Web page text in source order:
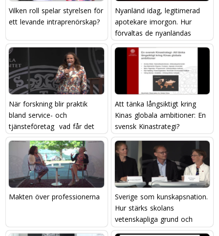
Vilken roll spelar styrelsen för
ett levande intraprenörskap?
Nyanländ idag, legitimerad
apotekare imorgon. Hur
förvaltas de nyanländas
potential?
När forskning blir praktik
bland service- och
tjänsteföretag  vad får det
att hända?
Att tänka långsiktigt kring
Kinas globala ambitioner: En
svensk Kinastrategi?
Makten över professionerna
Sverige som kunskapsnation.
Hur stärks skolans
vetenskapliga grund och
läraryrkets attraktivitet?